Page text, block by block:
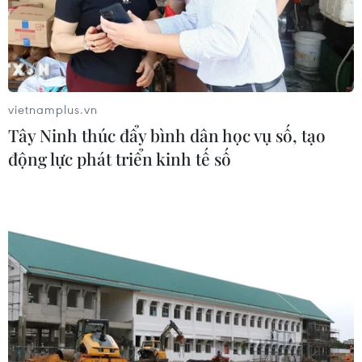
giành chiến thắng?
03/08/2026 00:06
Tổng Biên tập: TRẦN TIẾN DUẨN
Phó Tổng Biên tập: NGUYỄN THỊ TÁM, KHÚC THANH
THỦY
Sở hữu trí tuệ
Quy định sử dụng
vietnamplus.vn
Tây Ninh thúc đẩy bình dân học vụ số, tạo
động lực phát triển kinh tế số